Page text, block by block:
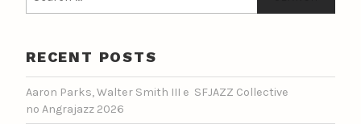
for:
RECENT POSTS
Aaron Parks, Walter Smith III e SFJAZZ Collective
no Angrajazz 2026